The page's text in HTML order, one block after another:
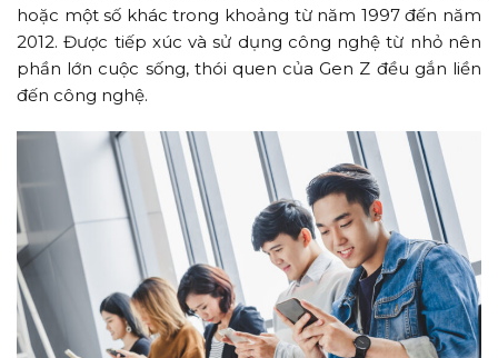
hoặc một số khác trong khoảng từ năm 1997 đến năm
2012. Được tiếp xúc và sử dụng công nghệ từ nhỏ nên
phần lớn cuộc sống, thói quen của Gen Z đều gắn liền
đến công nghệ.